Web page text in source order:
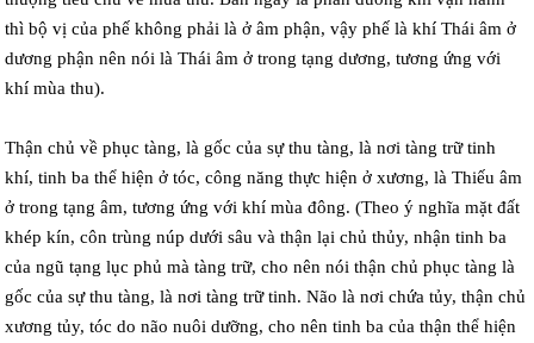
thì bộ vị của phế không phải là ở âm phận, vậy phế là khí Thái âm ở
dương phận nên nói là Thái âm ở trong tạng dương, tương ứng với
khí mùa thu).
Thận chủ về phục tàng, là gốc của sự thu tàng, là nơi tàng trữ tinh
khí, tinh ba thể hiện ở tóc, công năng thực hiện ở xương, là Thiếu âm
ở trong tạng âm, tương ứng với khí mùa đông. (Theo ý nghĩa mặt đất
khép kín, côn trùng núp dưới sâu và thận lại chủ thủy, nhận tinh ba
của ngũ tạng lục phủ mà tàng trữ, cho nên nói thận chủ phục tàng là
gốc của sự thu tàng, là nơi tàng trữ tinh. Não là nơi chứa tủy, thận chủ
xương tủy, tóc do não nuôi dưỡng, cho nên tinh ba của thận thể hiện